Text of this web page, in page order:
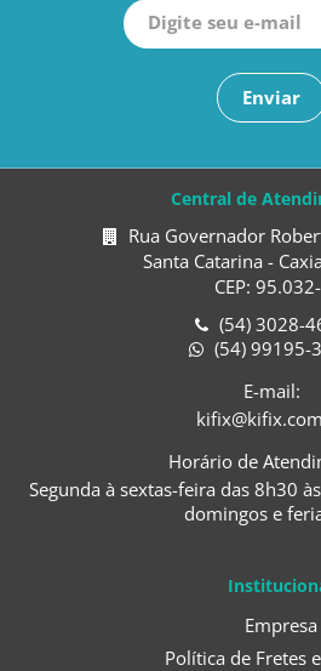
Enviar
Empresa
Política de Fretes
Central de
Rua Governador
Santa Catarina -
CEP:
(54) 3028-
(54) 99195-
E-mail:
Horário de
Segunda à sextas-feira das 8h30
domingos e